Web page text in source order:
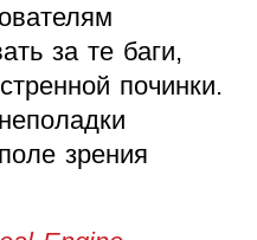
за те баги,
починки.
зрения